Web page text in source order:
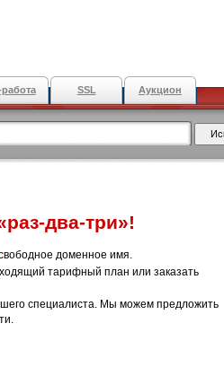
работа SSL Аукцион
два-три»!
доменное имя.
тарифный план или заказать
специалиста. Мы можем предложить